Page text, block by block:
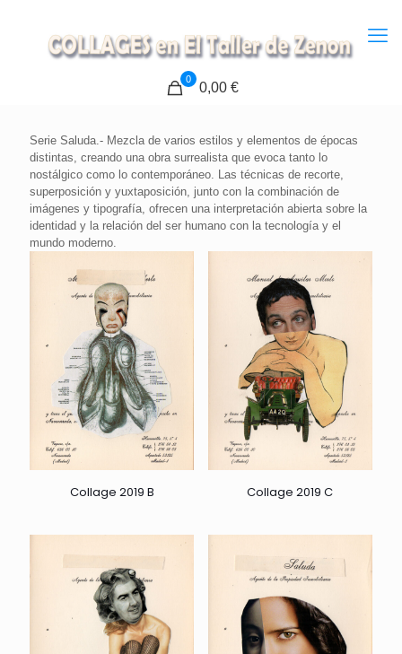
0
0,00 €
Serie Saluda.- Mezcla de varios estilos y elementos de épocas
distintas, creando una obra surrealista que evoca tanto lo
nostálgico como lo contemporáneo. Las técnicas de recorte,
superposición y yuxtaposición, junto con la combinación de
imágenes y tipografía, ofrecen una interpretación abierta sobre la
identidad y la relación del ser humano con la tecnología y el
mundo moderno.
Collage 2019 B Collage 2019 C